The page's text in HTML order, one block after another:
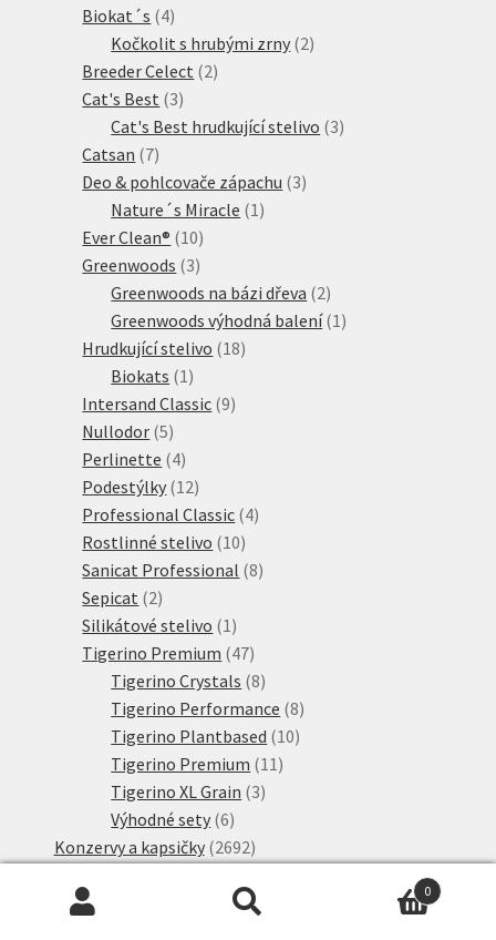
Biokat´s 44
produkty
Kočkolit s hrubými zrny 22
Breeder Celect 22
Cat's Best 33
produkty
Cat's Best hrudkující stelivo 33
Catsan 77
produktů
Deo & pohlcovače zápachu 33
Nature´s Miracle 1 1
Ever Clean® 1010
produktů
Greenwoods 33
produkty
Greenwoods na bázi dřeva 22
produkty
Greenwoods výhodná balení 1 1
Hrudkující stelivo 1818
Biokats 1 1
produkt
Intersand Classic 99
Nullodor 55
produktů
Perlinette 44
produkty
Podestýlky 1212
produktů
Professional Classic 44
Rostlinné stelivo 1010
produktů
Sanicat Professional 88
Sepicat 22
produkty
Silikátové stelivo 1 1
produkt
Tigerino Premium 4747
produktů
Tigerino Crystals 88
produktů
Tigerino Performance 88
produktů
Tigerino Plantbased 1010
Tigerino Premium 11 11
Tigerino XL Grain 33
Výhodné sety 66
produktů
Konzervy a kapsičky 26922692
Advance
0